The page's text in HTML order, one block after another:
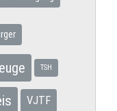
TSH
VJTF